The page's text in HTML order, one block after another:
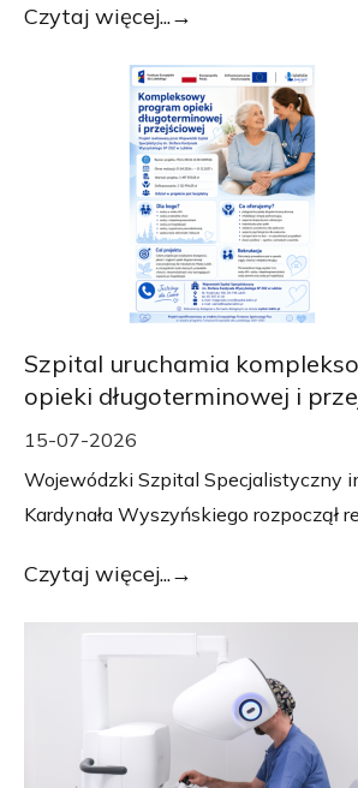
Czytaj więcej...
Szpital uruchamia
opieki długoterminowej i
15-07-2026
Wojewódzki Szpital Specjalistyczny
Kardynała Wyszyńskiego rozpoczął
Czytaj więcej...